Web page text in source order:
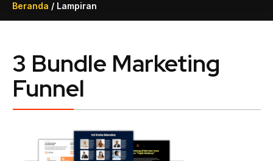
Beranda / Lampiran
3 Bundle Marketing
Funnel